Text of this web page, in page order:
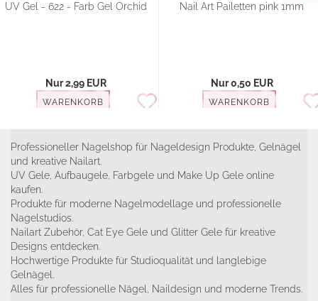
UV Gel - 622 - Farb Gel Orchid
Nur 2,99 EUR
WARENKORB
Nail Art Pailetten pink 1mm
Nur 0,50 EUR
WARENKORB
Professioneller Nagelshop für Nageldesign Produkte, Gelnägel
und kreative Nailart.
UV Gele, Aufbaugele, Farbgele und Make Up Gele online
kaufen.
Produkte für moderne Nagelmodellage und professionelle
Nagelstudios.
Nailart Zubehör, Cat Eye Gele und Glitter Gele für kreative
Designs entdecken.
Hochwertige Produkte für Studioqualität und langlebige
Gelnägel.
Alles für professionelle Nägel, Naildesign und moderne Trends.